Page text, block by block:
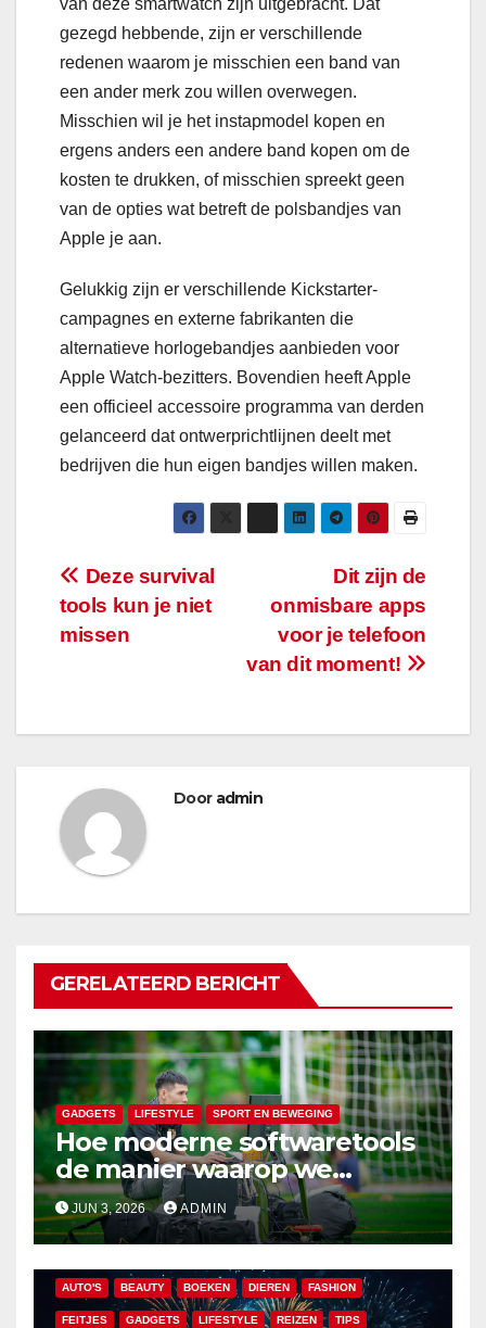
gezegd hebbende, zijn er verschillende
redenen waarom je misschien een band van
een ander merk zou willen overwegen.
Misschien wil je het instapmodel kopen en
ergens anders een andere band kopen om de
kosten te drukken, of misschien spreekt geen
van de opties wat betreft de polsbandjes van
Apple je aan.
Gelukkig zijn er verschillende Kickstarter-
campagnes en externe fabrikanten die
alternatieve horlogebandjes aanbieden voor
Apple Watch-bezitters. Bovendien heeft Apple
een officieel accessoire programma van derden
gelanceerd dat ontwerprichtlijnen deelt met
bedrijven die hun eigen bandjes willen maken.
Bericht
navigatie
Dit zijn de
onmisbare apps
voor je telefoon
van dit moment!
Deze survival
tools kun je niet
missen
Door admin
GERELATEERD BERICHT
GADGETS LIFESTYLE SPORT EN BEWEGING
Hoe moderne softwaretools
de manier waarop we
atletische prestaties volgen
verbeteren
JUN 3, 2026 ADMIN
AUTO'S BEAUTY BOEKEN DIEREN FASHION
FEITJES GADGETS LIFESTYLE REIZEN TIPS